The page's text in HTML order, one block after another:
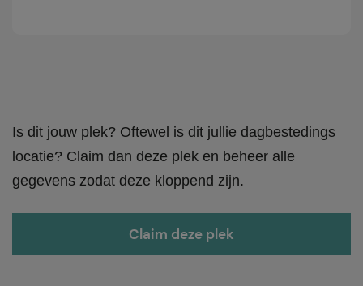
Is dit jouw plek? Oftewel is dit jullie dagbestedings
locatie? Claim dan deze plek en beheer alle
gegevens zodat deze kloppend zijn.
Claim deze plek